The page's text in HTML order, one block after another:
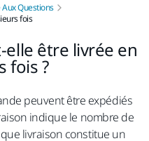
Aux Questions
fois
être livrée en
fois ?
peuvent être expédiés
indique le nombre de
livraison constitue un